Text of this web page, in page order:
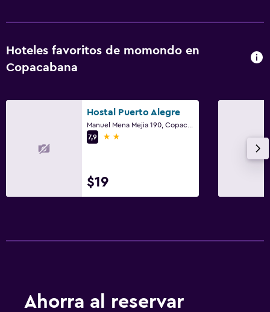
Hoteles favoritos de momondo en
Copacabana
Hostal Puerto Alegre
7,9
2 estrellas
$19
Ahorra al reservar